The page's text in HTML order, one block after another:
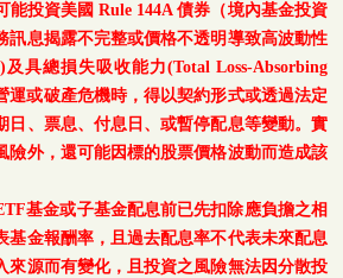
投資美國 Rule 144A 債券（境內基金投資
訊息揭露不完整或價格不透明導致高波動性
具總損失吸收能力(Total Loss-Absorbing
或破產危機時，得以契約形式或透過法定
、票息、付息日、或暫停配息等變動。實
外，還可能因標的股票價格波動而造成該
基金或子基金配息前已先扣除應負擔之相
金報酬率，且過去配息率不代表未來配息
源而有變化，且投資之風險無法因分散投